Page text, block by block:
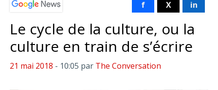
f X in
Le cycle de la culture, ou la
culture en train de s’écrire
21 mai 2018 - 10:05 par The Conversation